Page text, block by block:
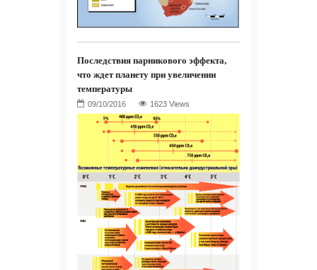
Последствия парникового эффекта,
что ждет планету при увеличении
температуры
1623 Views